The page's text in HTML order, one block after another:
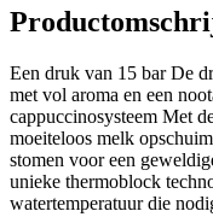
Een druk van 15 bar De
met vol aroma en een
cappuccinosysteem Met
moeiteloos melk
stomen voor een
unieke thermoblock
watertemperatuur die